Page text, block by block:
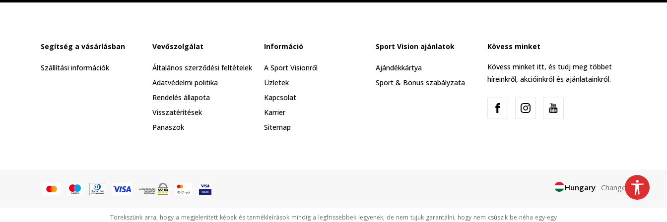
Segítség a vásárlásban
Szállítási információk
Vevőszolgálat
Általános szerződési feltételek
Adatvédelmi politika
Rendelés állapota
Visszatérítések
Panaszok
Információ
A Sport Visionről
Üzletek
Kapcsolat
Karrier
Sitemap
Sport Vision ajánlatok
Ajándékkártya
Sport & Bonus szabályzata
Kövess minket
Kövess minket itt, és tudj meg többet
híreinkről, akcióinkról és ajánlatainkról.
Hungary Change
Törekszünk arra, hogy a megjelenített képek és termékleírások mindig a legfrissebbek legyenek, de nem tujuk garantálni, hogy nem csúszik be néha egy-egy